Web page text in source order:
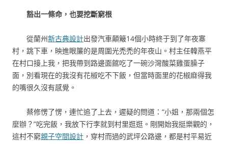
豁出一條命，也要挖斷窮根
從蘭州新古典設計出發汽車顛簸14個小時終于到了年夜寨
村，跳下車，映進眼簾的是周圍光禿禿的年夜山。村主任韓燕平
在村口接上我，把我帶到路邊面館吃了一碗沙灣酸菜雞蛋臊子
面，別看現在的我沒有花椒吃不下飯，但當時面里的花椒麻得我
的嘴很久沒有感覺。
蔡修愣了愣，連忙追了上去，遲疑的問道：“小姐，那兩個怎
麼辦？”吃完飯，我放下行李就到村里逛逛。剛開始我挺樂觀的，
這村不窮親子空間設計 ，穿村而過的武坪公路邊，都是村平易近